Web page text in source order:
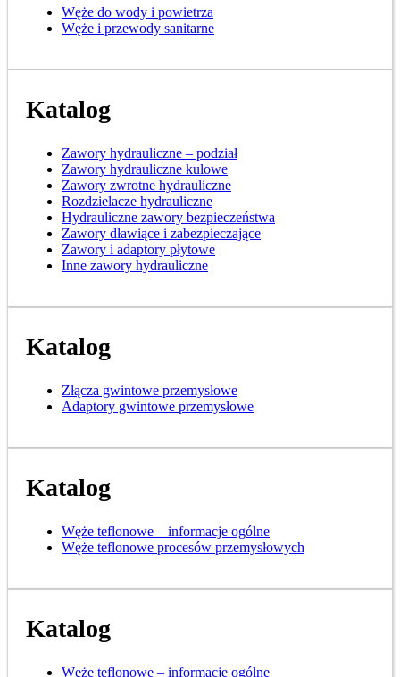
Węże do wody i powietrza
Węże i przewody sanitarne
Katalog
Zawory hydrauliczne – podział
Zawory hydrauliczne kulowe
Zawory zwrotne hydrauliczne
Rozdzielacze hydrauliczne
Hydrauliczne zawory bezpieczeństwa
Zawory dławiące i zabezpieczające
Zawory i adaptory płytowe
Inne zawory hydrauliczne
Katalog
Złącza gwintowe przemysłowe
Adaptory gwintowe przemysłowe
Katalog
Węże teflonowe – informacje ogólne
Węże teflonowe procesów przemysłowych
Katalog
Węże teflonowe – informacje ogólne